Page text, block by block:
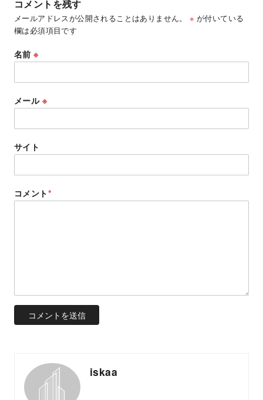
コメントを残す
メールアドレスが公開されることはありません。 ※ が付いている
欄は必須項目です
名前※
メール ※
サイト
コメント*
iskaa